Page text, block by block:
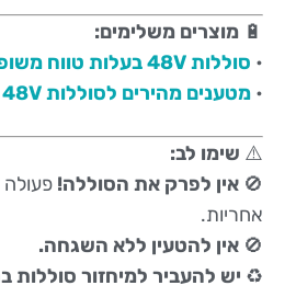
🔋 מוצרים משלימים:
• סוללות 48V בעלות טווח משופר
• מטענים מהירים לסוללות 48V
⚠️ שימו לב:
🚫 אין לפרק את הסוללה! פעולה
אחריות.
🚫 אין להטעין ללא השגחה.
♻️ יש להעביר למיחזור